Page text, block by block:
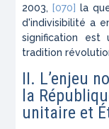
2003, [070]
la
d'indivisibilité a
signification est
tradition
II. L’enjeu
la
unitaire et